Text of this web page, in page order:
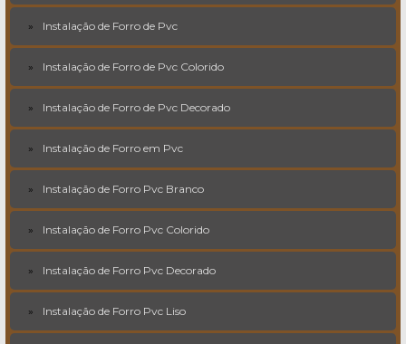
Instalação de Forro de Pvc
Instalação de Forro de Pvc Colorido
Instalação de Forro de Pvc Decorado
Instalação de Forro em Pvc
Instalação de Forro Pvc Branco
Instalação de Forro Pvc Colorido
Instalação de Forro Pvc Decorado
Instalação de Forro Pvc Liso